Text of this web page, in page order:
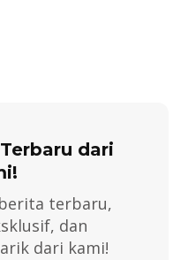
dari
terbaru,
dan
dari kami!